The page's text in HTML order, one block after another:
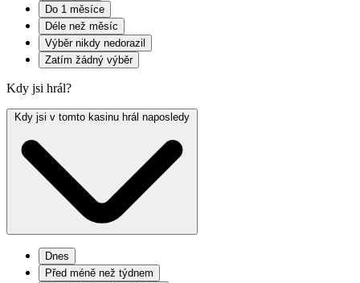
Do 1 měsíce
Déle než měsíc
Výběr nikdy nedorazil
Zatím žádný výběr
Kdy jsi hrál?
Kdy jsi v tomto kasinu hrál naposledy
Dnes
Před méně než týdnem